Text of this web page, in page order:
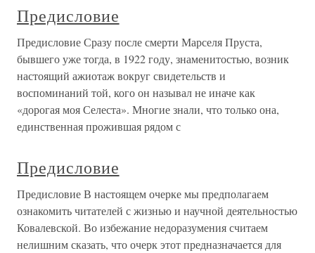
Предисловие
Предисловие Сразу после смерти Марселя Пруста,
бывшего уже тогда, в 1922 году, знаменитостью, возник
настоящий ажиотаж вокруг свидетельств и
воспоминаний той, кого он называл не иначе как
«дорогая моя Селеста». Многие знали, что только она,
единственная прожившая рядом с
Предисловие
Предисловие В настоящем очерке мы предполагаем
ознакомить читателей с жизнью и научной деятельностью
Ковалевской. Во избежание недоразумения считаем
нелишним сказать, что очерк этот предназначается для